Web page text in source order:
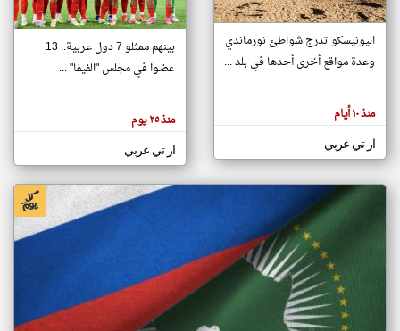
تغيير الدولة
اخبار جزر القمر على مدار الساعة
أهم اخبار جزر القمر العاجلة والمباشرة
هنا عن
وجهة
كاتبيها.
اليونيسكو تدرج شواطئ نورماندي
وعدة مواقع أخرى أحدها في بلد ...
منذ ١٠ أيام
ار تي عربي
بينهم ممثلو 7 دول عربية.. 13
عضوا في مجلس "الفيفا" ...
منذ ٢٥ يوم
ار تي عربي
klyoum.com